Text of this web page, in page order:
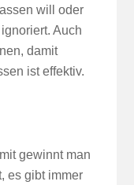
will oder
Auch
damit
ist effektiv.
gewinnt man
es gibt immer